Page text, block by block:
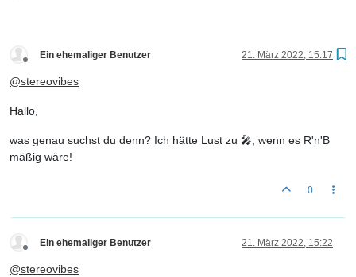
Ein ehemaliger Benutzer 21. März 2022, 15:17
@stereovibes
Hallo,
was genau suchst du denn? Ich hätte Lust zu 🎤, wenn es R'n'B
mäßig wäre!
0
Ein ehemaliger Benutzer 21. März 2022, 15:22
@stereovibes